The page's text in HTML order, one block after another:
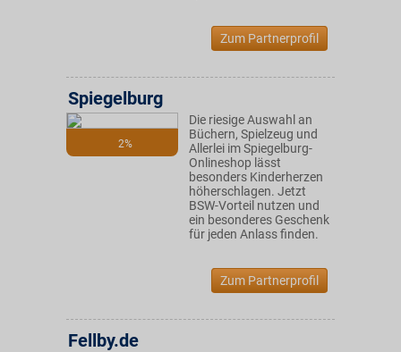
Zum Partnerprofil
2%
Spiegelburg
Die riesige Auswahl an
Büchern, Spielzeug und
Allerlei im Spiegelburg-
Onlineshop lässt
besonders Kinderherzen
höherschlagen. Jetzt
BSW-Vorteil nutzen und
ein besonderes Geschenk
für jeden Anlass finden.
Zum Partnerprofil
Fellby.de